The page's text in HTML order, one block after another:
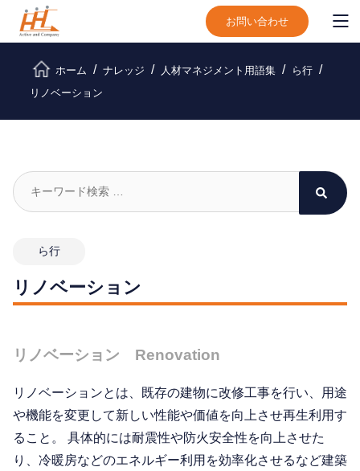
お問い合わせ
ホーム ナレッジ 人材マネジメント用語集
ら行
リノベーション
ら行
リノベーション
リノベーション Renovation
リノベーションとは、既存の建物に改修工事を行い、用途
や機能を変更して新しい性能や価値を向上させ再生利用す
ること。 具体的には耐震性や防火安全性を向上させた
り、冷暖房などのエネルギー利用を効率化させるなど建築